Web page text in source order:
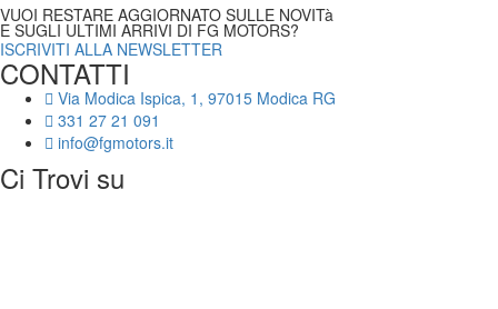
VUOI RESTARE AGGIORNATO SULLE NOVITà
E SUGLI ULTIMI ARRIVI DI FG MOTORS?
ISCRIVITI ALLA NEWSLETTER
CONTATTI
Via Modica Ispica, 1, 97015 Modica RG
331 27 21 091
info@fgmotors.it
Ci Trovi su